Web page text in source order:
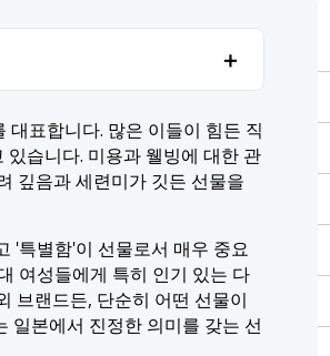
＋
표합니다. 많은 이들이 힘든 직
습니다. 미용과 웰빙에 대한 관
깊음과 세련미가 깃든 선물을
'특별함'이 선물로서 매우 중요
여성들에게 특히 인기 있는 다
브랜드든, 단순히 어떤 선물이
일본에서 진정한 의미를 갖는 선